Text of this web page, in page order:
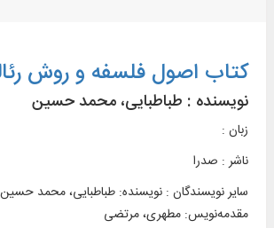
کتاب اصول فلسفه و روش
نویسنده : طباطبایی، محمد حسین
زبان :
ناشر : صدرا
سایر نویسندگان : نویسنده: طباطبایی، محمد
مقدمه‌نويس: مطهری، مرتضی